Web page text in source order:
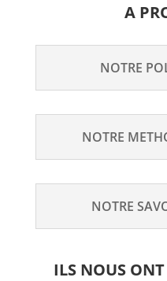
A
NOTRE
NOTRE
NOTRE
ILS NOUS